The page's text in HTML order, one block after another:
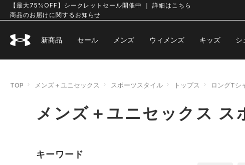
【最大75%OFF】シークレットセール開催中 ｜ 詳細はこちら
商品のお届けに関するお知らせ
新商品 セール メンズ ウィメンズ キッズ シ
TOP メンズ＋ユニセックス スポーツスタイル トップス ロングTシ
メンズ＋ユニセックス ス
キーワード